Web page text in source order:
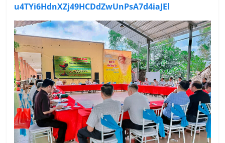
u4TYi6HdnXZj49HCDdZwUnPsA7d4iaJEl